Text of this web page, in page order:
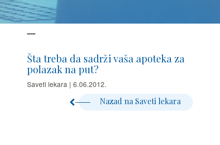
Šta treba da sadrži vaša apoteka za
polazak na put?
Saveti lekara | 6.06.2012.
Nazad na Saveti lekara